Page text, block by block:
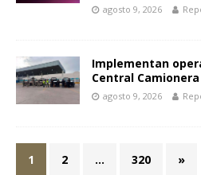
agosto 9, 2026
Implementan
Central Camionera
agosto 9, 2026
1 2 … 320 »